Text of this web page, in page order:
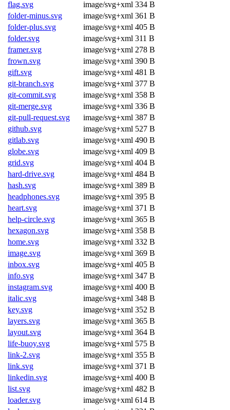
flag.svg
image/svg+xml 334 B
folder-minus.svg
image/svg+xml 361 B
folder-plus.svg
image/svg+xml 405 B
folder.svg
image/svg+xml 311 B
framer.svg
image/svg+xml 278 B
frown.svg
image/svg+xml 390 B
gift.svg
image/svg+xml 481 B
git-branch.svg
image/svg+xml 377 B
git-commit.svg
image/svg+xml 358 B
git-merge.svg
image/svg+xml 336 B
git-pull-request.svg
image/svg+xml 387 B
github.svg
image/svg+xml 527 B
gitlab.svg
image/svg+xml 490 B
globe.svg
image/svg+xml 409 B
grid.svg
image/svg+xml 404 B
hard-drive.svg
image/svg+xml 484 B
hash.svg
image/svg+xml 389 B
headphones.svg
image/svg+xml 395 B
heart.svg
image/svg+xml 371 B
help-circle.svg
image/svg+xml 365 B
hexagon.svg
image/svg+xml 358 B
home.svg
image/svg+xml 332 B
image.svg
image/svg+xml 369 B
inbox.svg
image/svg+xml 405 B
info.svg
image/svg+xml 347 B
instagram.svg
image/svg+xml 400 B
italic.svg
image/svg+xml 348 B
key.svg
image/svg+xml 352 B
layers.svg
image/svg+xml 365 B
layout.svg
image/svg+xml 364 B
life-buoy.svg
image/svg+xml 575 B
link-2.svg
image/svg+xml 355 B
link.svg
image/svg+xml 371 B
linkedin.svg
image/svg+xml 400 B
list.svg
image/svg+xml 482 B
loader.svg
image/svg+xml 614 B